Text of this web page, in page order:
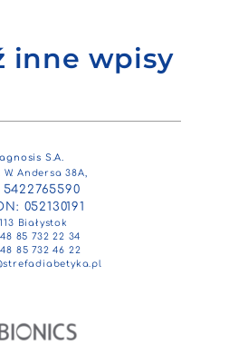
inne wpisy
S.A.
W. Andersa 38A,
5422765590
052130191
Białystok
85 732 22 34
85 732 46 22